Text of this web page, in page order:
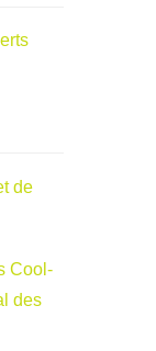
de
Cool-
des